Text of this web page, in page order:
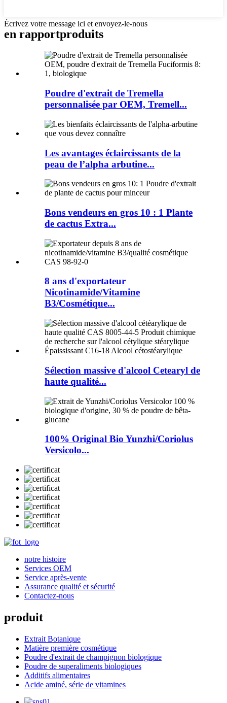
Écrivez votre message ici et envoyez-le-nous
en rapportproduits
Poudre d'extrait de Tremella
personnalisée par OEM, Tremell...
Les avantages éclaircissants de la
peau de l’alpha arbutine...
Bons vendeurs en gros 10 : 1 Plante
de cactus Extra...
8 ans d'exportateur
Nicotinamide/Vitamine
B3/Cosmétique...
Sélection massive d'alcool Cetearyl de
haute qualité...
100% Original Bio Yunzhi/Coriolus
Versicolo...
notre histoire
Services OEM
Service après-vente
Assurance qualité et sécurité
Contactez-nous
produit
Extrait Botanique
Matière première cosmétique
Poudre d'extrait de champignon biologique
Poudre de superaliments biologiques
Additifs alimentaires
Acide aminé, série de vitamines